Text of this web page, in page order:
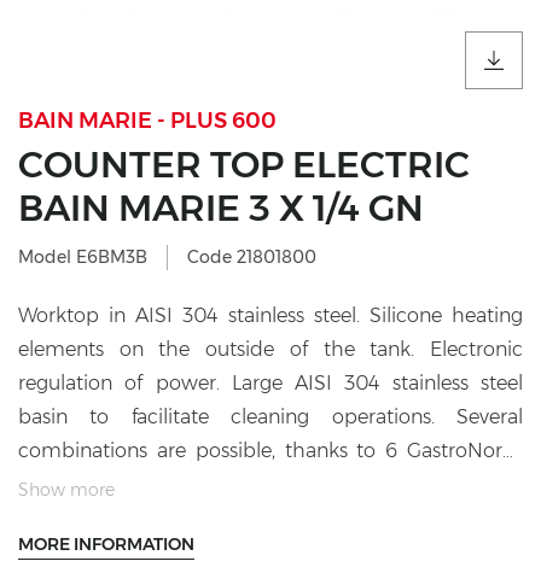
BAIN MARIE - PLUS 600
COUNTER TOP ELECTRIC
BAIN MARIE 3 X 1/4 GN
Model E6BM3B Code 21801800
Worktop in AISI 304 stainless steel. Silicone heating
elements on the outside of the tank. Electronic
regulation of power. Large AISI 304 stainless steel
basin to facilitate cleaning operations. Several
combinations are possible, thanks to 6 GastroNorm
size pans. Front drain cock with safety system to avoid
Show more
MORE INFORMATION